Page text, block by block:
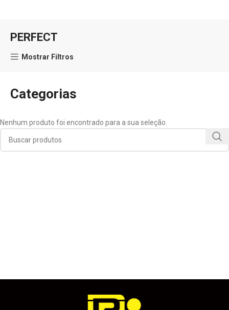
PERFECT
Mostrar Filtros
Categorias
Nenhum produto foi encontrado para a sua seleção.